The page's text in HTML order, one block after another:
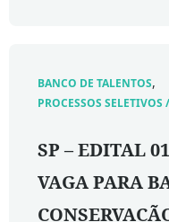
BANCO DE TALENTOS,
PROCESSOS SELETIVOS
SP – EDITAL
VAGA PARA